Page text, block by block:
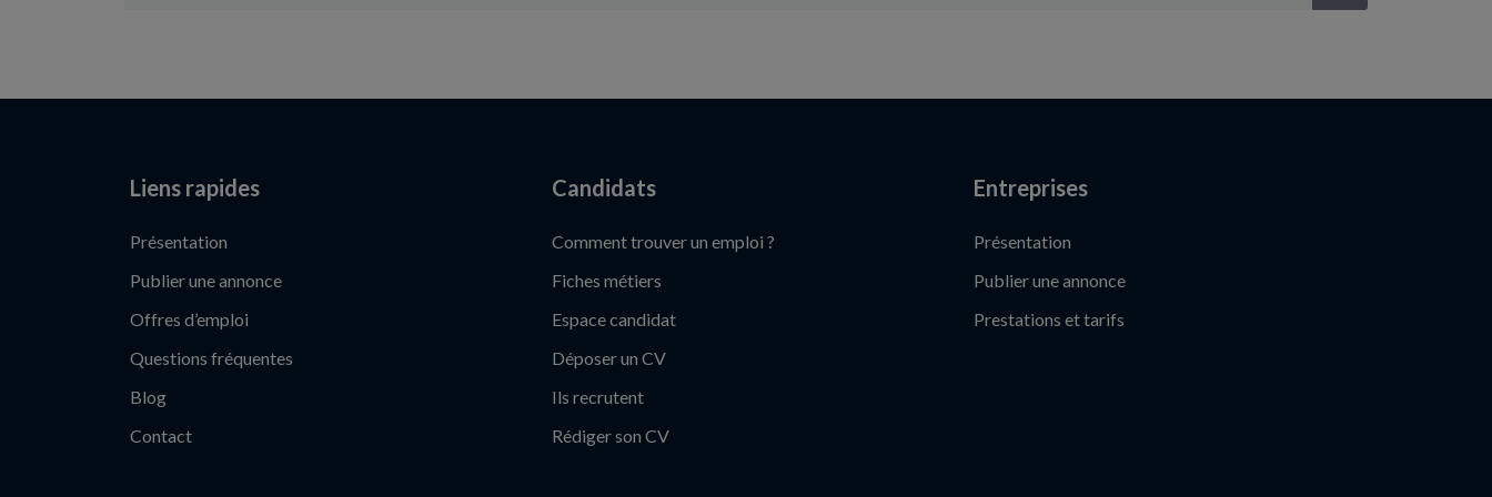
Liens rapides
Présentation
Publier une annonce
Offres d’emploi
Questions fréquentes
Blog
Contact
Candidats
Comment trouver un emploi ?
Fiches métiers
Espace candidat
Déposer un CV
Ils recrutent
Rédiger son CV
Entreprises
Présentation
Publier une annonce
Prestations et tarifs